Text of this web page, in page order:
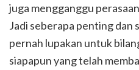
juga mengganggu
Jadi seberapa penting dan
pernah lupakan untuk
siapapun yang telah